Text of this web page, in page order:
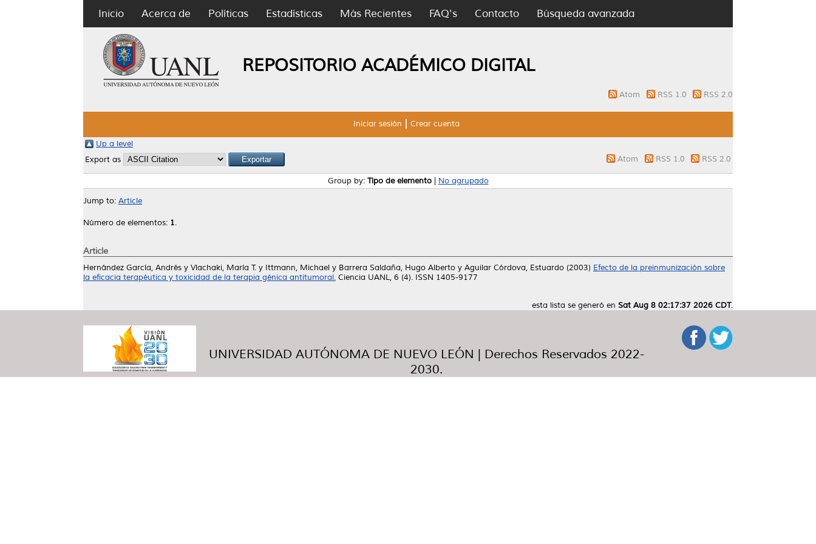
Inicio Acerca de Políticas Estadísticas Más Recientes FAQ's Contacto Búsqueda avanzada
REPOSITORIO ACADÉMICO DIGITAL
Atom RSS 1.0 RSS 2.0
Iniciar sesión Crear cuenta
Up a level
Export as
Atom RSS 1.0 RSS 2.0
Group by: Tipo de elemento| No agrupado
Jump to: Article
Número de elementos: 1.
Article
Hernández García, Andrés y Vlachaki, María T. y Ittmann, Michael y Barrera Saldaña, Hugo Alberto y Aguilar Córdova, Estuardo (2003) Efecto de la preinmunización sobre
la eficacia terapéutica y toxicidad de la terapia génica antitumoral. Ciencia UANL, 6 (4). ISSN 1405-9177
esta lista se generó en Sat Aug 8 02:17:37 2026 CDT.
UNIVERSIDAD AUTÓNOMA DE NUEVO LEÓN | Derechos Reservados 2022-
2030.